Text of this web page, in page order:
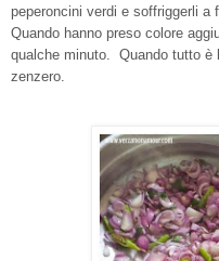
peperoncini verdi e soffriggerli a
Quando hanno preso colore
qualche minuto. Quando tutto è
zenzero.